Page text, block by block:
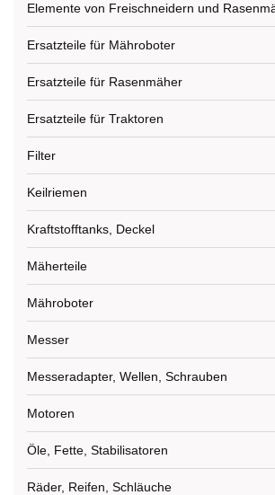
Elemente von Freischneidern und
Ersatzteile für Mähroboter
Ersatzteile für Rasenmäher
Ersatzteile für Traktoren
Filter
Keilriemen
Kraftstofftanks, Deckel
Mäherteile
Mähroboter
Messer
Messeradapter, Wellen, Schrauben
Motoren
Öle, Fette, Stabilisatoren
Räder, Reifen, Schläuche